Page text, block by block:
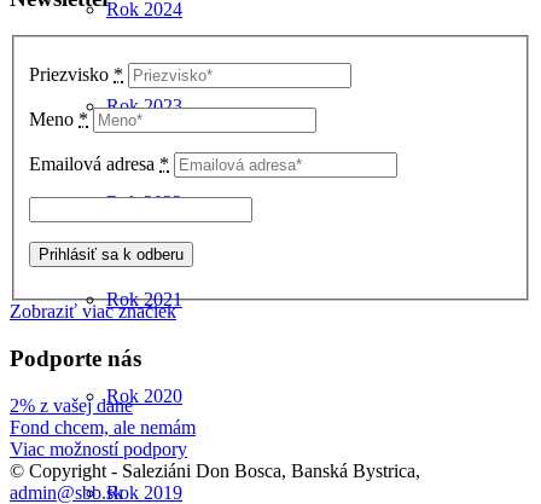
Rok 2024
Rok 2023
Rok 2022
Rok 2021
Rok 2020
Rok 2019
Priezvisko *
Meno *
Emailová adresa *
Zobraziť viac značiek
Podporte nás
2% z vašej dane
Fond chcem, ale nemám
Viac možností podpory
© Copyright - Saleziáni Don Bosca, Banská Bystrica,
admin@sbb.sk